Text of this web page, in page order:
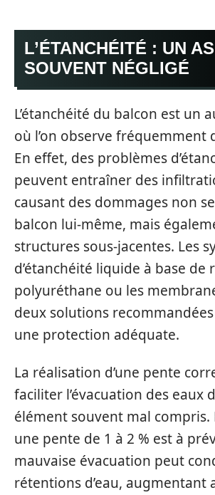
L’ÉTANCHÉITÉ : UN
SOUVENT NÉGLIGÉ
L’étanchéité du balcon est un
où l’on observe fréquemment
En effet, des problèmes
peuvent entraîner des
causant des dommages non
balcon lui-même, mais
structures sous-jacentes. Les
d’étanchéité liquide à base de
polyuréthane ou les
deux solutions
une protection adéquate.
La réalisation d’une pente
faciliter l’évacuation des eaux
élément souvent mal compris.
une pente de 1 à 2 % est à
mauvaise évacuation peut
rétentions d’eau, augmentant